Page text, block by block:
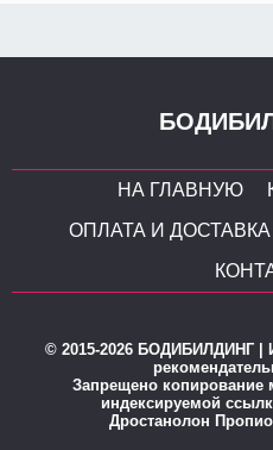
НА ГЛАВНУЮ
ОПЛАТА И ДОСТАВКА
© 2015-2026 БОДИБИЛДИНГ |
Запрещено копирование
индексируемой
Дростанолон